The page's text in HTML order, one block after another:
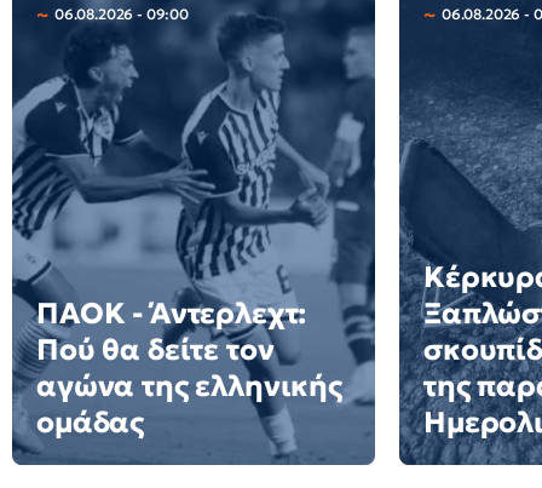
06.08.2026 - 09:00
ΠΑΟΚ - Άντερλεχτ:
Πού θα δείτε τον
αγώνα της ελληνικής
ομάδας
06.08.2026 -
της